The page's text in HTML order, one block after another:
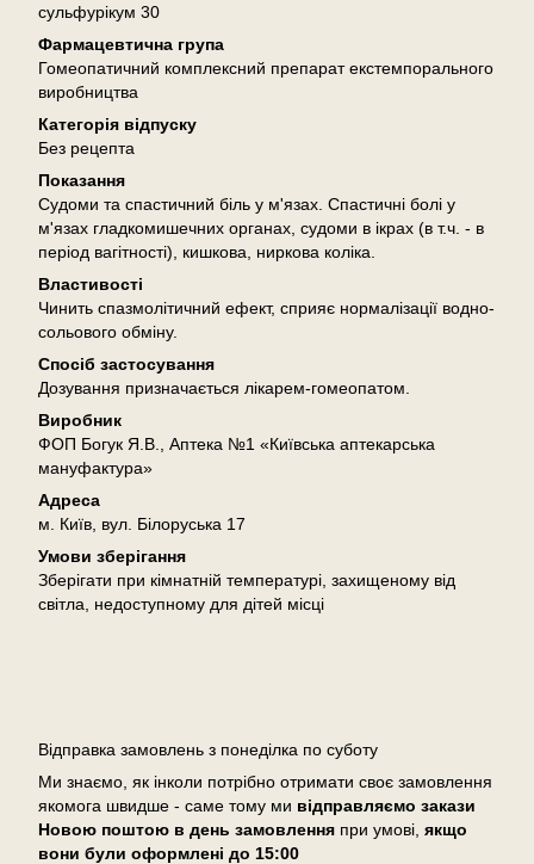
сульфурікум 30
Фармацевтична група
Гомеопатичний комплексний препарат екстемпорального
виробництва
Категорія відпуску
Без рецепта
Показання
Судоми та спастичний біль у м'язах. Спастичні болі у
м'язах гладкомишечних органах, судоми в ікрах (в т.ч. - в
період вагітності), кишкова, ниркова коліка.
Властивості
Чинить спазмолітичний ефект, сприяє нормалізації водно-
сольового обміну.
Спосіб застосування
Дозування призначається лікарем-гомеопатом.
Виробник
ФОП Богук Я.В., Аптека №1 «Київська аптекарська
мануфактура»
Адреса
м. Київ, вул. Білоруська 17
Умови зберігання
Зберігати при кімнатній температурі, захищеному від
світла, недоступному для дітей місці
Відправка замовлень з понеділка по суботу
Ми знаємо, як інколи потрібно отримати своє замовлення
якомога швидше - саме тому ми відправляємо закази
Новою поштою в день замовлення при умові, якщо
вони були оформлені до 15:00